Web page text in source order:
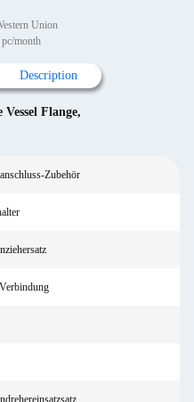
Union
month
Description
Flange,
Zubehör